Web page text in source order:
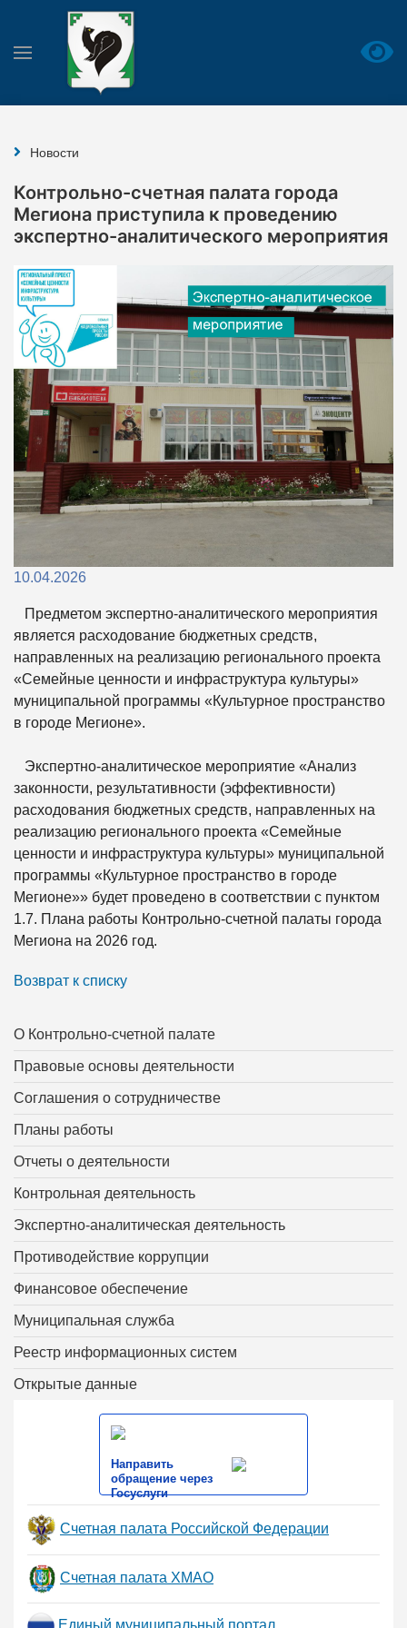
О Контрольно-счетной палате
Правовые основы деятельности
Соглашения о сотрудничестве
Планы работы
Отчеты о деятельности
Контрольная деятельность
Экспертно-аналитическая деятельность
Противодействие коррупции
Финансовое обеспечение
Муниципальная служба
Реестр информационных систем
Открытые данные
Направить
обращение через
Госуслуги
Счетная палата Российской Федерации
Счетная палата ХМАО
Новости
Контрольно-счетная палата города
Мегиона приступила к проведению
экспертно-аналитического мероприятия
10.04.2026
Предметом экспертно-аналитического мероприятия
является расходование бюджетных средств,
направленных на реализацию регионального проекта
«Семейные ценности и инфраструктура культуры»
муниципальной программы «Культурное пространство
в городе Мегионе».
Экспертно-аналитическое мероприятие «Анализ
законности, результативности (эффективности)
расходования бюджетных средств, направленных на
реализацию регионального проекта «Семейные
ценности и инфраструктура культуры» муниципальной
программы «Культурное пространство в городе
Мегионе»» будет проведено в соответствии с пунктом
1.7. Плана работы Контрольно-счетной палаты города
Мегиона на 2026 год.
Возврат к списку